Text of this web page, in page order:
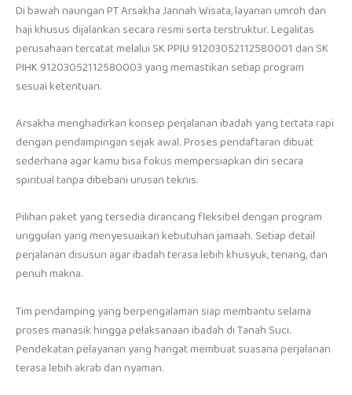
Di bawah naungan PT Arsakha Jannah Wisata, layanan umroh dan
haji khusus dijalankan secara resmi serta terstruktur. Legalitas
perusahaan tercatat melalui SK PPIU 91203052112580001 dan SK
PIHK 91203052112580003 yang memastikan setiap program
sesuai ketentuan.
Arsakha menghadirkan konsep perjalanan ibadah yang tertata rapi
dengan pendampingan sejak awal. Proses pendaftaran dibuat
sederhana agar kamu bisa fokus mempersiapkan diri secara
spiritual tanpa dibebani urusan teknis.
Pilihan paket yang tersedia dirancang fleksibel dengan program
unggulan yang menyesuaikan kebutuhan jamaah. Setiap detail
perjalanan disusun agar ibadah terasa lebih khusyuk, tenang, dan
penuh makna.
Tim pendamping yang berpengalaman siap membantu selama
proses manasik hingga pelaksanaan ibadah di Tanah Suci.
Pendekatan pelayanan yang hangat membuat suasana perjalanan
terasa lebih akrab dan nyaman.